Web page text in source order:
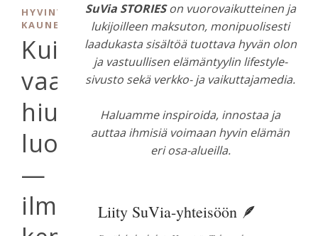
HYVINVOINTI,LUONNOLLINEN
KAUNEUS
Kuinka
vaalentaa
hiuksia
luonnollisesti
—
ilman
SuVia STORIESon vuorovaikutteinen ja
lukijoilleen maksuton, monipuolisesti
laadukasta sisältöä tuottava hyvän olon
ja vastuullisen elämäntyylin lifestyle-
sivusto sekä verkko- ja vaikuttajamedia.
Haluamme inspiroida, innostaa ja
auttaa ihmisiä voimaan hyvin elämän
eri osa-alueilla.
Liity SuVia-yhteisöön 🪶